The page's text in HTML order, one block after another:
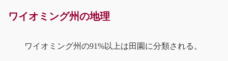
ワイオミング州の地理
ワイオミング州の91%以上は田園に分類される。